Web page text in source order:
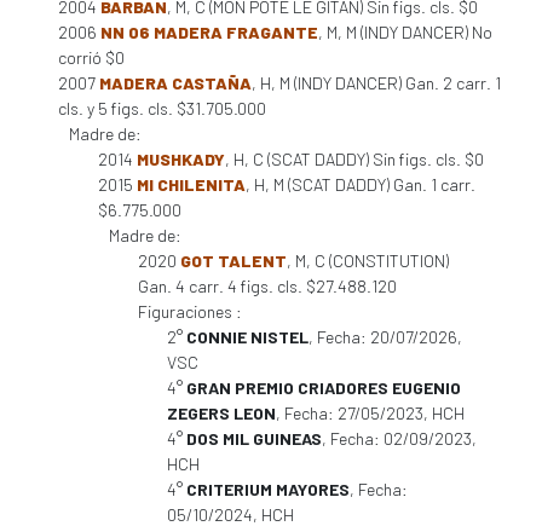
2004 BARBAN, M, C (MON POTE LE GITAN) Sin figs. cls. $0
2006 NN 06 MADERA FRAGANTE, M, M (INDY DANCER) No
corrió $0
2007 MADERA CASTAÑA, H, M (INDY DANCER) Gan. 2 carr. 1
cls. y 5 figs. cls. $31.705.000
Madre de:
2014 MUSHKADY, H, C (SCAT DADDY) Sin figs. cls. $0
2015 MI CHILENITA, H, M (SCAT DADDY) Gan. 1 carr.
$6.775.000
Madre de:
2020 GOT TALENT, M, C (CONSTITUTION)
Gan. 4 carr. 4 figs. cls. $27.488.120
Figuraciones :
2° CONNIE NISTEL, Fecha: 20/07/2026,
VSC
4° GRAN PREMIO CRIADORES EUGENIO
ZEGERS LEON, Fecha: 27/05/2023, HCH
4° DOS MIL GUINEAS, Fecha: 02/09/2023,
HCH
4° CRITERIUM MAYORES, Fecha:
05/10/2024, HCH